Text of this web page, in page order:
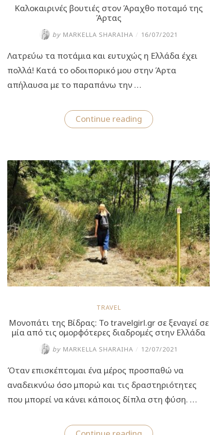
Καλοκαιρινές βουτιές στον Άραχθο ποταμό της
Άρτας
by MARKELLA SHARAIHA / 16/07/2021
Λατρεύω τα ποτάμια και ευτυχώς η Ελλάδα έχει
πολλά! Κατά το οδοιπορικό μου στην Άρτα
απήλαυσα με το παραπάνω την …
Continue reading“Καλοκαιρινές
βουτιές
της
Άρτας”
TRAVEL
Μονοπάτι της Βίδρας: Το travelgirl.gr σε ξεναγεί σε
μία από τις ομορφότερες διαδρομές στην Ελλάδα
by MARKELLA SHARAIHA / 12/07/2021
Όταν επισκέπτομαι ένα μέρος προσπαθώ να
αναδεικνύω όσο μπορώ και τις δραστηριότητες
που μπορεί να κάνει κάποιος δίπλα στη φύση. …